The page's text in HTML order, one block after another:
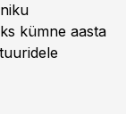
kümne aasta